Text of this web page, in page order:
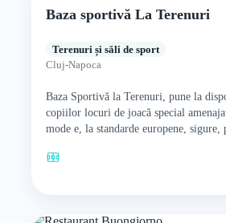
Baza sportivă La Terenuri
Terenuri și săli de sport
Cluj-Napoca
Baza Sportivă la Terenuri, pune la
copiilor locuri de joacă special
mode e, la standarde europene,